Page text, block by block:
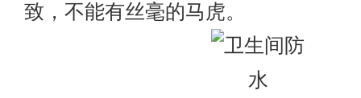
致，不能有丝毫的马虎。